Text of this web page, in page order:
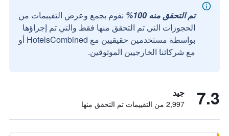
تم التحقق منه 100%
نقوم بجمع وعرض التقييمات من
الحجوزات التي تم التحقق منها فقط والتي تم إجراؤها
بواسطة مستخدمين حقيقيين مع HotelsCombined أو
مع شركائنا الخارجيين الموثوقين.
7.3 جيد
2,997 من التقييمات تم التحقق منها